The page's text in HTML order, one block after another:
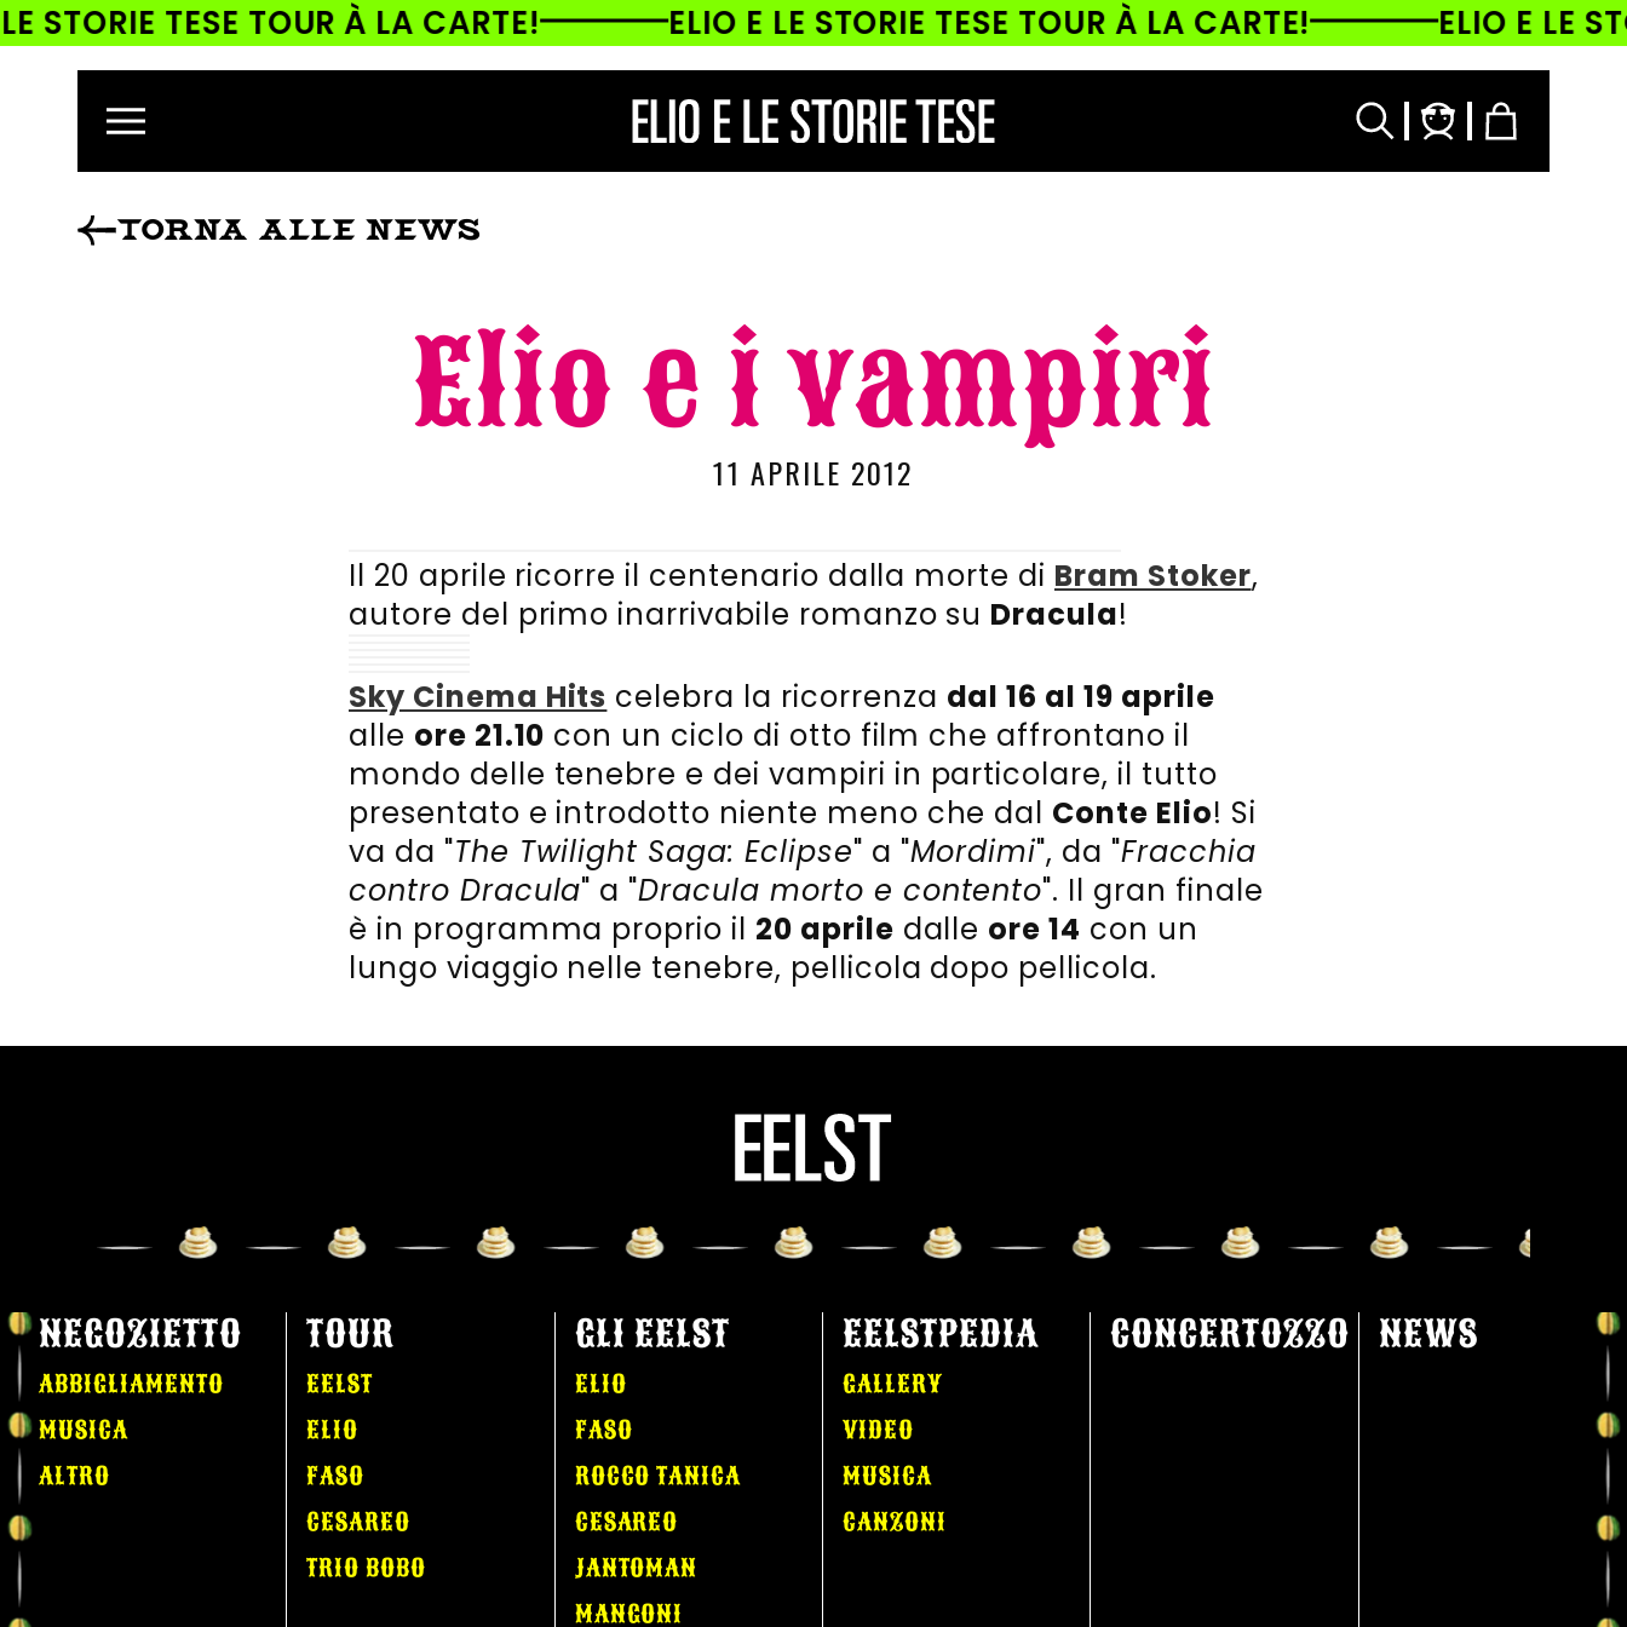
TESE TOUR À LA CARTE! ELIO E LE STORIE TESE TOUR À LA CARTE! ELIO E LE
Accedi
Carrello
TORNA ALLE NEWS
Elio e i vampiri
11 APRILE 2012
Il 20 aprile ricorre il centenario dalla morte di Bram Stoker,
autore del primo inarrivabile romanzo su Dracula!
Sky Cinema Hits celebra la ricorrenza dal 16 al 19 aprile
alle ore 21.10 con un ciclo di otto film che affrontano il
mondo delle tenebre e dei vampiri in particolare, il tutto
presentato e introdotto niente meno che dal Conte Elio! Si
va da "The Twilight Saga: Eclipse" a "Mordimi", da "Fracchia
contro Dracula" a "Dracula morto e contento". Il gran finale
è in programma proprio il 20 aprile dalle ore 14 con un
lungo viaggio nelle tenebre, pellicola dopo pellicola.
NEGOZIETTO
ABBIGLIAMENTO
MUSICA
ALTRO
TOUR
EELST
ELIO
FASO
CESAREO
TRIO BOBO
GLI EELST
ELIO
FASO
ROCCO TANICA
CESAREO
JANTOMAN
MANGONI
EELSTPEDIA
GALLERY
VIDEO
MUSICA
CANZONI
CONCERTOZZO NEWS